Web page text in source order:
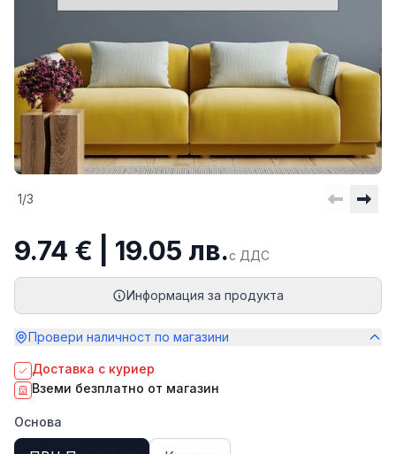
1/3
9.74 € | 19.05 лв.с ДДС
Информация за продукта
Провери наличност по магазини
Доставка с куриер
Вземи безплатно от магазин
Основа